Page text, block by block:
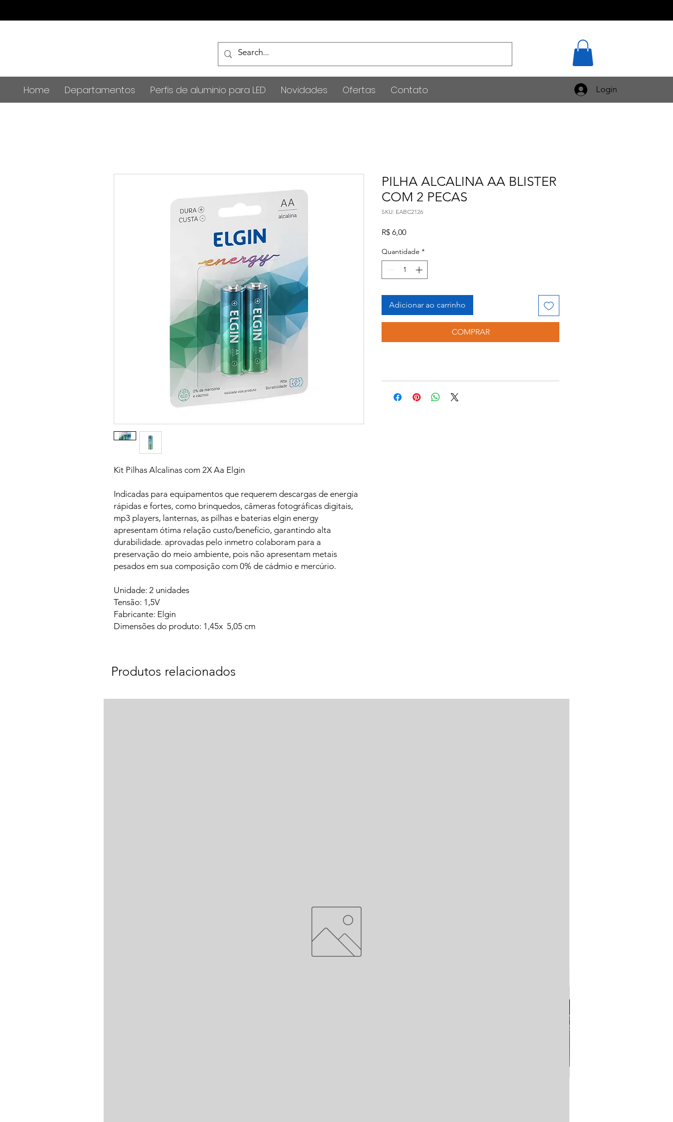
Home Departamentos Perfis de aluminio para LED Novidades Ofertas Contato Login
‎Kit Pilhas Alcalinas com 2X Aa Elgin
Indicadas para equipamentos que requerem descargas de energia
rápidas e fortes, como brinquedos, câmeras fotográficas digitais,
mp3 players, lanternas, as pilhas e baterias elgin energy
apresentam ótima relação custo/benefício, garantindo alta
durabilidade. aprovadas pelo inmetro colaboram para a
preservação do meio ambiente, pois não apresentam metais
pesados em sua composição com 0% de cádmio e mercúrio.
Unidade: 2 unidades
Tensão: 1,5V
Fabricante: Elgin
Dimensões do produto: 1,45x 5,05 cm
PILHA ALCALINA AA BLISTER
COM 2 PECAS
SKU: EABC2126
R$ 6,00Preço
Quantidade *
Adicionar ao carrinho
COMPRAR
Produtos relacionados